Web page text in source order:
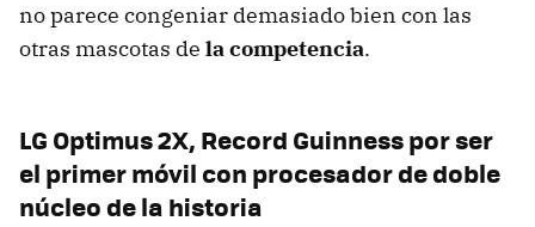
no parece congeniar demasiado bien con las
otras mascotas de la competencia.
LG Optimus 2X, Record Guinness por ser
el primer móvil con procesador de doble
núcleo de la historia